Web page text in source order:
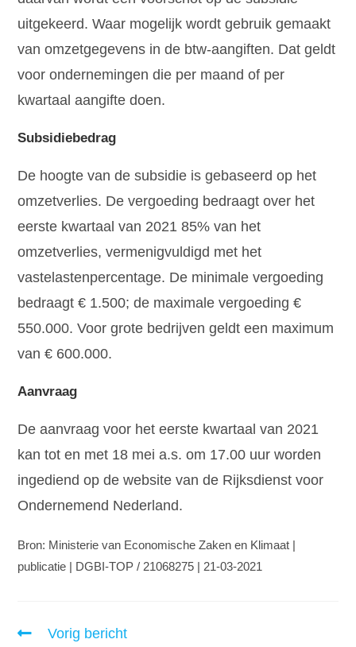
uitgekeerd. Waar mogelijk wordt gebruik gemaakt
van omzetgegevens in de btw-aangiften. Dat geldt
voor ondernemingen die per maand of per
kwartaal aangifte doen.
Subsidiebedrag
De hoogte van de subsidie is gebaseerd op het
omzetverlies. De vergoeding bedraagt over het
eerste kwartaal van 2021 85% van het
omzetverlies, vermenigvuldigd met het
vastelastenpercentage. De minimale vergoeding
bedraagt € 1.500; de maximale vergoeding €
550.000. Voor grote bedrijven geldt een maximum
van € 600.000.
Aanvraag
De aanvraag voor het eerste kwartaal van 2021
kan tot en met 18 mei a.s. om 17.00 uur worden
ingediend op de website van de Rijksdienst voor
Ondernemend Nederland.
Bron: Ministerie van Economische Zaken en Klimaat |
publicatie | DGBI-TOP / 21068275 | 21-03-2021
Vorig bericht